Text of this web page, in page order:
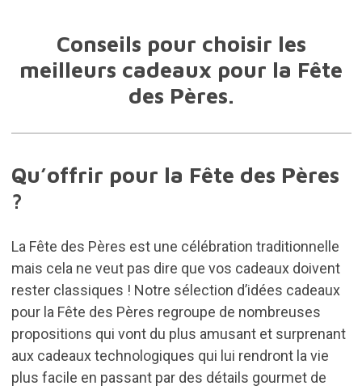
Conseils pour choisir les
meilleurs cadeaux pour la Fête
des Pères.
Qu’offrir pour la Fête des Pères
?
La Fête des Pères est une célébration traditionnelle
mais cela ne veut pas dire que vos cadeaux doivent
rester classiques ! Notre sélection d’idées cadeaux
pour la Fête des Pères regroupe de nombreuses
propositions qui vont du plus amusant et surprenant
aux cadeaux technologiques qui lui rendront la vie
plus facile en passant par des détails gourmet de